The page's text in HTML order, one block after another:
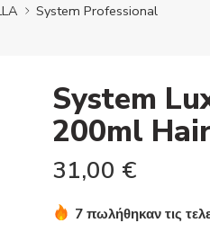
System Professional
System
200ml
31,00 €
7 πωλήθηκαν τις